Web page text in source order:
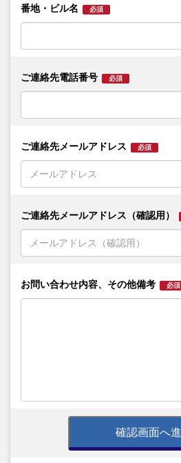
番地・ビル名 必須
ご連絡先電話番号 必須
ご連絡先メールアドレス 必須
ご連絡先メールアドレス（確認用）
お問い合わせ内容、その他備考 必須